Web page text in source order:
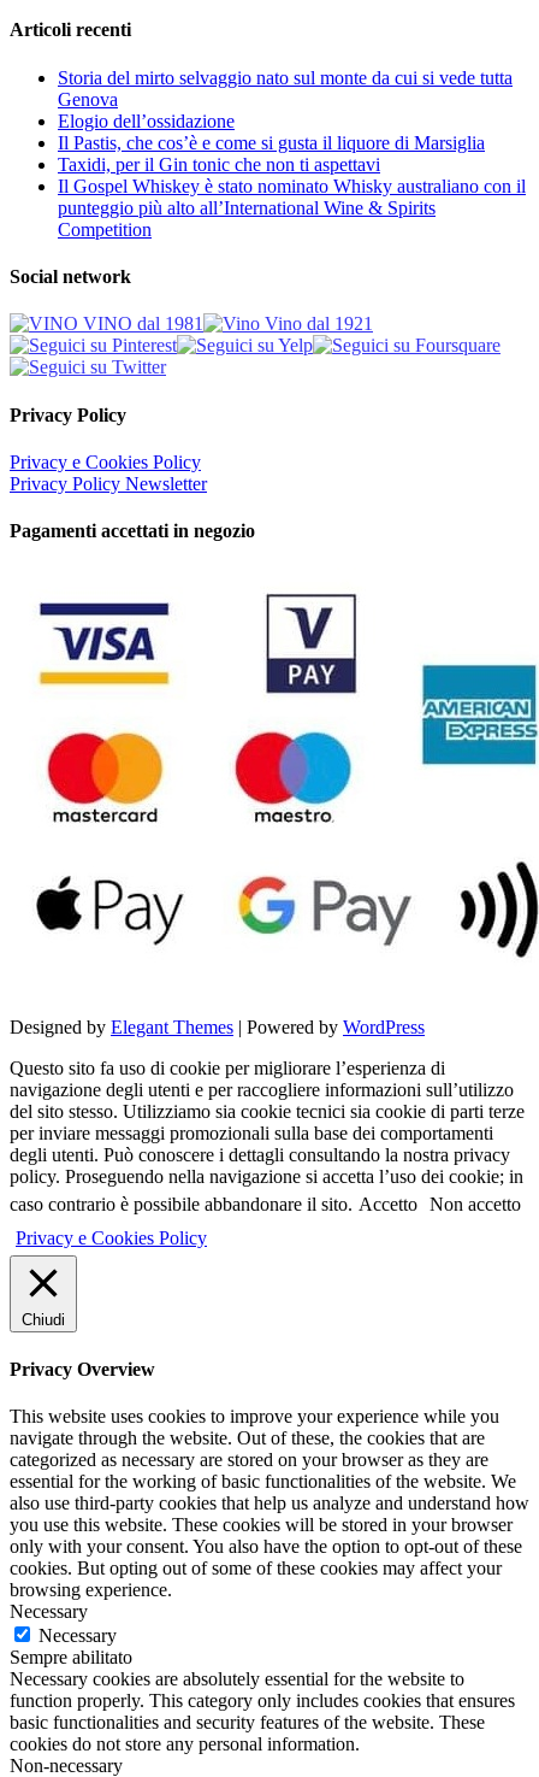
Articoli recenti
Storia del mirto selvaggio nato sul monte da cui si vede tutta
Genova
Elogio dell’ossidazione
Il Pastis, che cos’è e come si gusta il liquore di Marsiglia
Taxidi, per il Gin tonic che non ti aspettavi
Il Gospel Whiskey è stato nominato Whisky australiano con il
punteggio più alto all’International Wine & Spirits
Competition
Social network
Privacy Policy
Privacy e Cookies Policy
Privacy Policy Newsletter
Pagamenti accettati in negozio
Designed by Elegant Themes | Powered by WordPress
Questo sito fa uso di cookie per migliorare l’esperienza di
navigazione degli utenti e per raccogliere informazioni sull’utilizzo
del sito stesso. Utilizziamo sia cookie tecnici sia cookie di parti terze
per inviare messaggi promozionali sulla base dei comportamenti
degli utenti. Può conoscere i dettagli consultando la nostra privacy
policy. Proseguendo nella navigazione si accetta l’uso dei cookie; in
caso contrario è possibile abbandonare il sito. Accetto Non accetto
Privacy e Cookies Policy
Chiudi
Privacy Overview
This website uses cookies to improve your experience while you
navigate through the website. Out of these, the cookies that are
categorized as necessary are stored on your browser as they are
essential for the working of basic functionalities of the website. We
also use third-party cookies that help us analyze and understand how
you use this website. These cookies will be stored in your browser
only with your consent. You also have the option to opt-out of these
cookies. But opting out of some of these cookies may affect your
browsing experience.
Necessary
Necessary
Sempre abilitato
Necessary cookies are absolutely essential for the website to
function properly. This category only includes cookies that ensures
basic functionalities and security features of the website. These
cookies do not store any personal information.
Non-necessary